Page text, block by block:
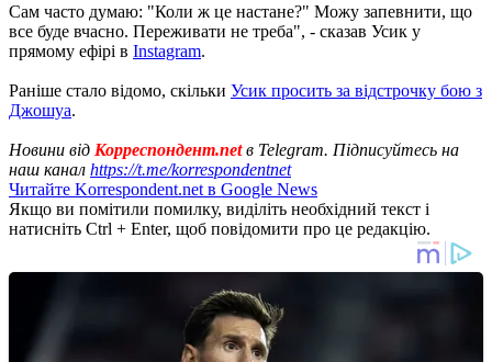
Сам часто думаю: "Коли ж це настане?" Можу запевнити, що
все буде вчасно. Переживати не треба", - сказав Усик у
прямому ефірі в Instagram.
Раніше стало відомо, скільки Усик просить за відстрочку бою з
Джошуа.
Новини від Корреспондент.netв Telegram. Підписуйтесь на
наш канал https://t.me/korrespondentnet
Читайте Korrespondent.net в Google News
Якщо ви помітили помилку, виділіть необхідний текст і
натисніть Ctrl + Enter, щоб повідомити про це редакцію.